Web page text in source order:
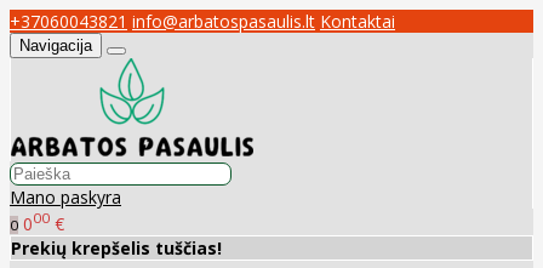
+37060043821 info@arbatospasaulis.lt Kontaktai
Navigacija
Mano paskyra
0 000 €
Prekių krepšelis tuščias!